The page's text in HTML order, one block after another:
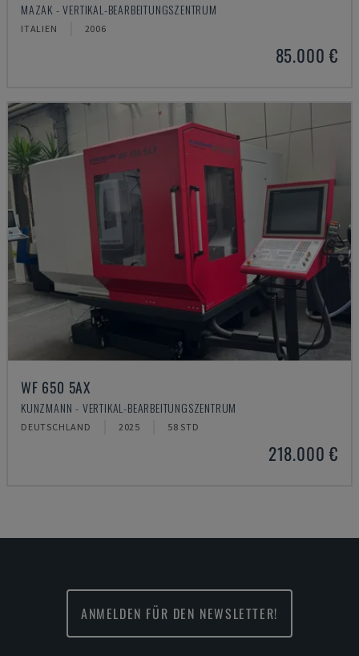
MAZAK - VERTIKAL-BEARBEITUNGSZENTRUM
ITALIEN 2006
85.000 €
WF 650 5AX
KUNZMANN - VERTIKAL-BEARBEITUNGSZENTRUM
DEUTSCHLAND 2025 58 STD
218.000 €
ANMELDEN FÜR DEN NEWSLETTER!